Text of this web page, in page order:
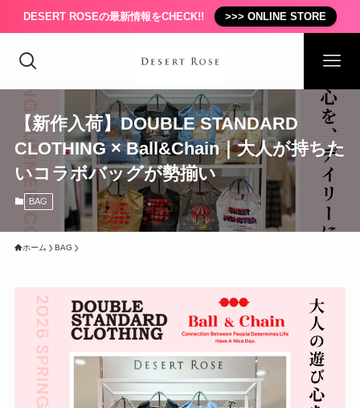
DESERT ROSEの最新情報をCHECK!! >>> ONLINE STORE
【新作入荷】DOUBLE STANDARD
CLOTHING × Ball&Chain｜大人が持ちた
いコラボバッグが勢揃い
BAG
ホーム BAG